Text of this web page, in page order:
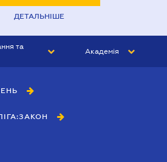
ДЕТАЛЬНІШЕ
та
Академія